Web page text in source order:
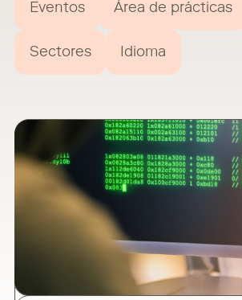
Eventos Área de prácticas
Sectores Idioma